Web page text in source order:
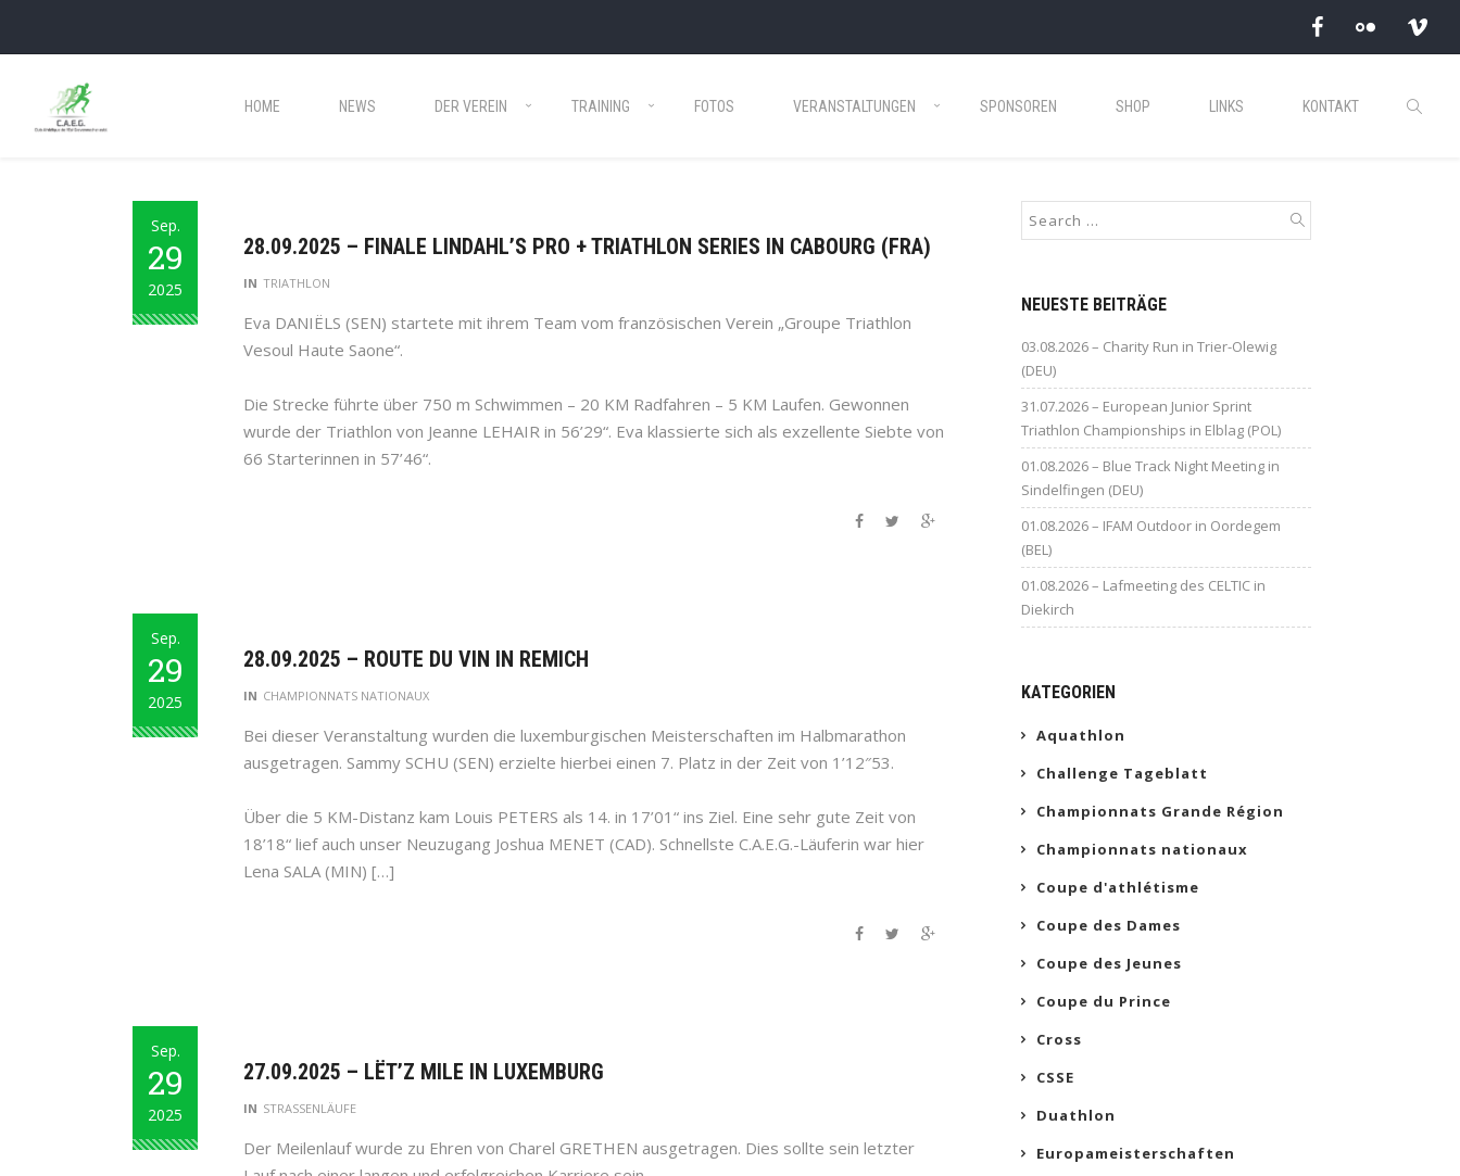
HOME NEWS DER VEREIN TRAINING FOTOS VERANSTALTUNGEN SPONSOREN SHOP LINKS KONTAKT
Sep.
29
2025
28.09.2025 – FINALE LINDAHL’S PRO + TRIATHLON SERIES IN CABOURG (FRA)
IN TRIATHLON
Eva DANIËLS (SEN) startete mit ihrem Team vom französischen Verein „Groupe Triathlon
Vesoul Haute Saone“.
Die Strecke führte über 750 m Schwimmen – 20 KM Radfahren – 5 KM Laufen. Gewonnen
wurde der Triathlon von Jeanne LEHAIR in 56’29“. Eva klassierte sich als exzellente Siebte von
66 Starterinnen in 57’46“.
Sep.
29
2025
28.09.2025 – ROUTE DU VIN IN REMICH
IN CHAMPIONNATS NATIONAUX
Bei dieser Veranstaltung wurden die luxemburgischen Meisterschaften im Halbmarathon
ausgetragen. Sammy SCHU (SEN) erzielte hierbei einen 7. Platz in der Zeit von 1’12″53.
Über die 5 KM-Distanz kam Louis PETERS als 14. in 17’01“ ins Ziel. Eine sehr gute Zeit von
18’18“ lief auch unser Neuzugang Joshua MENET (CAD). Schnellste C.A.E.G.-Läuferin war hier
Lena SALA (MIN) […]
Sep.
29
2025
27.09.2025 – LËT’Z MILE IN LUXEMBURG
IN STRASSENLÄUFE
Der Meilenlauf wurde zu Ehren von Charel GRETHEN ausgetragen. Dies sollte sein letzter
NEUESTE BEITRÄGE
03.08.2026 – Charity Run in Trier-Olewig
(DEU)
31.07.2026 – European Junior Sprint
Triathlon Championships in Elblag (POL)
01.08.2026 – Blue Track Night Meeting in
Sindelfingen (DEU)
01.08.2026 – IFAM Outdoor in Oordegem
(BEL)
01.08.2026 – Lafmeeting des CELTIC in
Diekirch
KATEGORIEN
Aquathlon
Challenge Tageblatt
Championnats Grande Région
Championnats nationaux
Coupe d'athlétisme
Coupe des Dames
Coupe des Jeunes
Coupe du Prince
Cross
CSSE
Duathlon
Europameisterschaften